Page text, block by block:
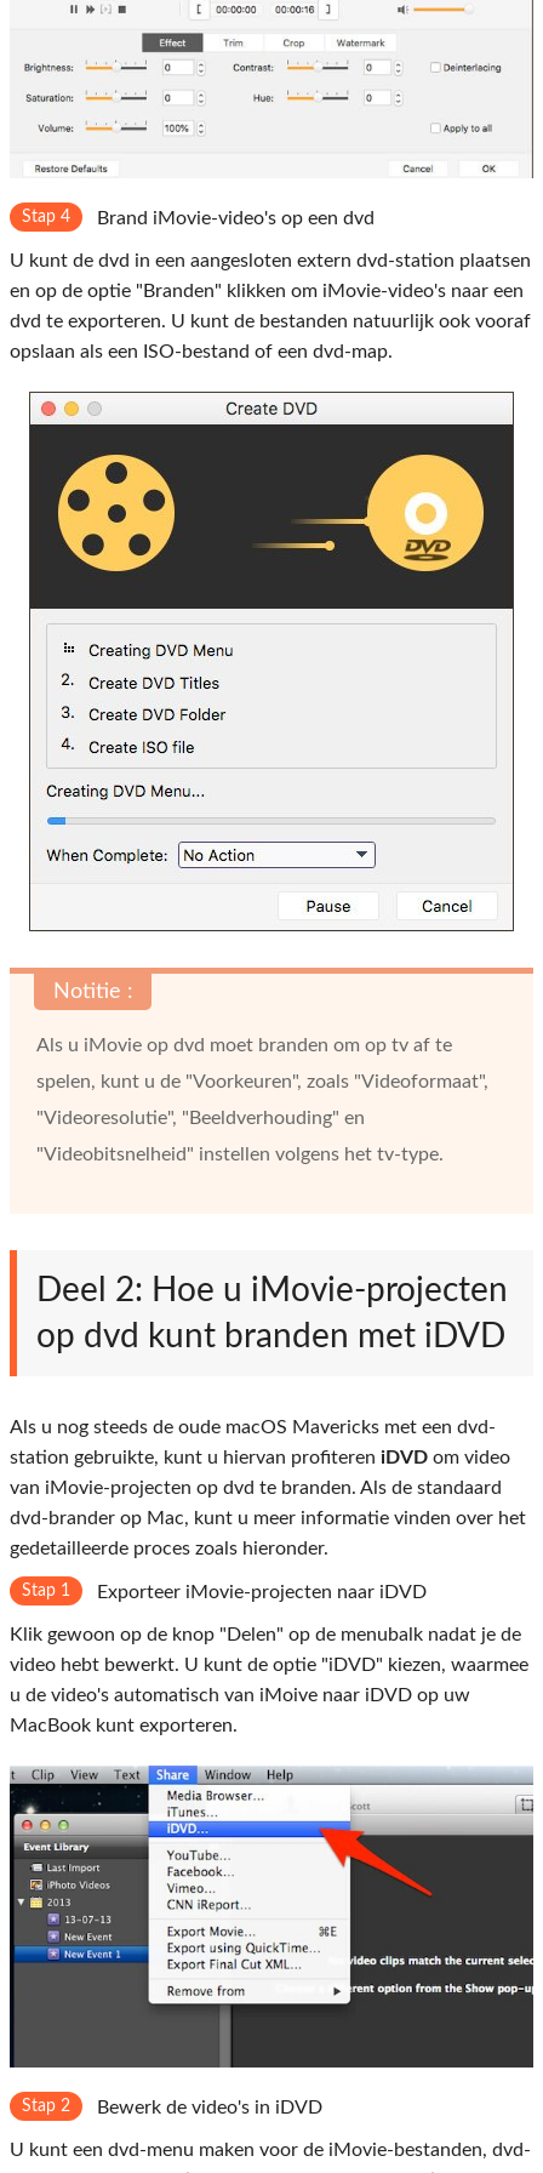
Stap 4 Brand iMovie-video's op een dvd
U kunt de dvd in een aangesloten extern dvd-station plaatsen
en op de optie "Branden" klikken om iMovie-video's naar een
dvd te exporteren. U kunt de bestanden natuurlijk ook vooraf
opslaan als een ISO-bestand of een dvd-map.
Notitie :
Als u iMovie op dvd moet branden om op tv af te
spelen, kunt u de "Voorkeuren", zoals "Videoformaat",
"Videoresolutie", "Beeldverhouding" en
"Videobitsnelheid" instellen volgens het tv-type.
Deel 2: Hoe u iMovie-projecten
op dvd kunt branden met iDVD
Als u nog steeds de oude macOS Mavericks met een dvd-
station gebruikte, kunt u hiervan profiteren iDVD om video
van iMovie-projecten op dvd te branden. Als de standaard
dvd-brander op Mac, kunt u meer informatie vinden over het
gedetailleerde proces zoals hieronder.
Stap 1 Exporteer iMovie-projecten naar iDVD
Klik gewoon op de knop "Delen" op de menubalk nadat je de
video hebt bewerkt. U kunt de optie "iDVD" kiezen, waarmee
u de video's automatisch van iMoive naar iDVD op uw
MacBook kunt exporteren.
Stap 2 Bewerk de video's in iDVD
U kunt een dvd-menu maken voor de iMovie-bestanden, dvd-